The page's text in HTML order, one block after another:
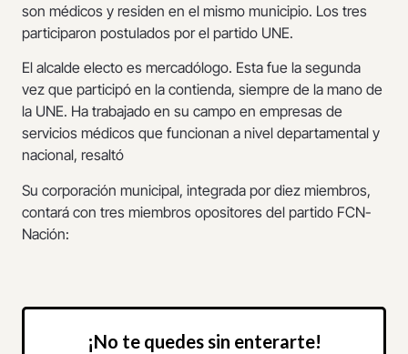
son médicos y residen en el mismo municipio. Los tres
participaron postulados por el partido UNE.
El alcalde electo es mercadólogo. Esta fue la segunda
vez que participó en la contienda, siempre de la mano de
la UNE. Ha trabajado en su campo en empresas de
servicios médicos que funcionan a nivel departamental y
nacional, resaltó
Su corporación municipal, integrada por diez miembros,
contará con tres miembros opositores del partido FCN-
Nación:
¡No te quedes sin enterarte!